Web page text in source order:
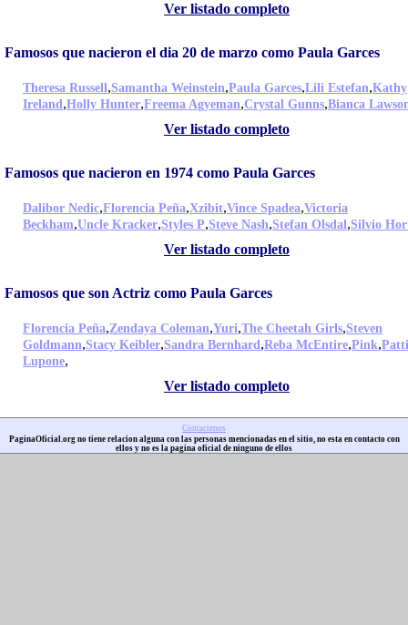
Ver listado completo
Famosos que nacieron el dia 20 de marzo como Paula Garces
Theresa Russell,Samantha Weinstein,Paula Garces,Lili Estefan,Kathy
Ireland,Holly Hunter,Freema Agyeman,Crystal Gunns,Bianca
Ver listado completo
Famosos que nacieron en 1974 como Paula Garces
Dalibor Nedic,Florencia Peña,Xzibit,Vince Spadea,Victoria
Beckham,Uncle Kracker,Styles P,Steve Nash,Stefan Olsdal,Silvio
Ver listado completo
Famosos que son Actriz como Paula Garces
Florencia Peña,Zendaya Coleman,Yuri,The Cheetah Girls,Steven
Goldmann,Stacy Keibler,Sandra Bernhard,Reba McEntire,Pink,Patti
Lupone,
Ver listado completo
Contactenos
PaginaOficial.org no tiene relacion alguna con las personas mencionadas en el sitio, no esta en contacto con
ellos y no es la pagina oficial de ninguno de ellos